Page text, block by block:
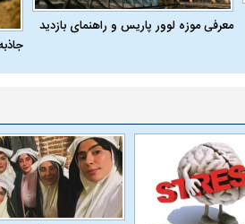
معرفی موزه لوور پاریس و راهنمای بازدید
مرگ دلخراش دختر ۱۸ ساله بر اثر برق
کشته